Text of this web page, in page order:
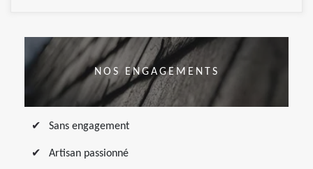
NOS ENGAGEMENTS
Sans engagement
Artisan passionné